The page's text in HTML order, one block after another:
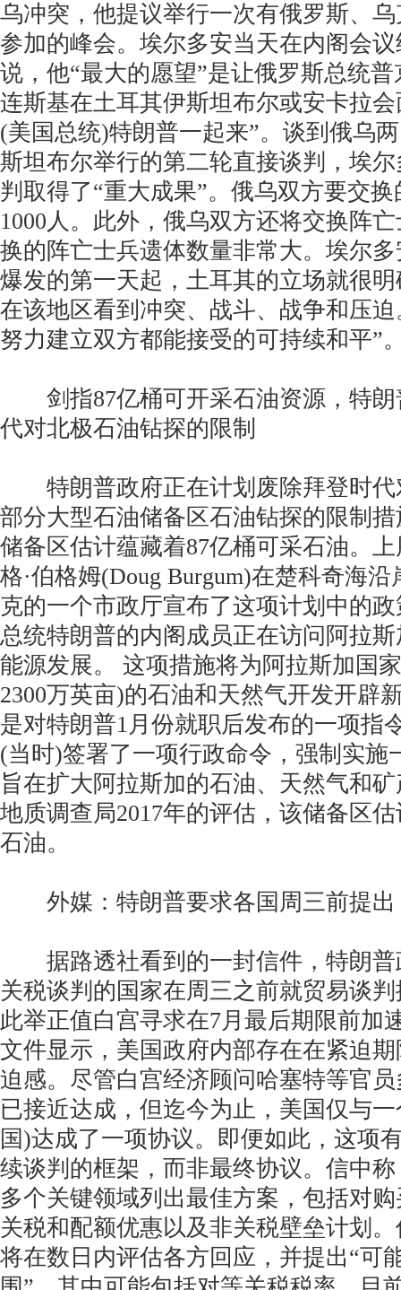
乌冲突，他提议举行一次有俄罗斯、
参加的峰会。埃尔多安当天在内阁会
说，他“最大的愿望”是让俄罗斯总统
连斯基在土耳其伊斯坦布尔或安卡拉
(美国总统)特朗普一起来”。谈到俄乌
斯坦布尔举行的第二轮直接谈判，埃
判取得了“重大成果”。俄乌双方要交
1000人。此外，俄乌双方还将交换阵
换的阵亡士兵遗体数量非常大。埃尔
爆发的第一天起，土耳其的立场就很
在该地区看到冲突、战斗、战争和压
努力建立双方都能接受的可持续和平”
剑指87亿桶可开采石油资源，特朗
代对北极石油钻探的限制
特朗普政府正在计划废除拜登时代
部分大型石油储备区石油钻探的限制
储备区估计蕴藏着87亿桶可采石油。
格·伯格姆(Doug Burgum)在楚科奇海
克的一个市政厅宣布了这项计划中的
总统特朗普的内阁成员正在访问阿拉
能源发展。 这项措施将为阿拉斯加国
2300万英亩)的石油和天然气开发开辟
是对特朗普1月份就职后发布的一项指
(当时)签署了一项行政命令，强制实施
旨在扩大阿拉斯加的石油、天然气和
地质调查局2017年的评估，该储备区
石油。
外媒：特朗普要求各国周三前提出
据路透社看到的一封信件，特朗普
关税谈判的国家在周三之前就贸易谈
此举正值白宫寻求在7月最后期限前加
文件显示，美国政府内部存在在紧迫
迫感。尽管白宫经济顾问哈塞特等官
已接近达成，但迄今为止，美国仅与
国)达成了一项协议。即便如此，这项
续谈判的框架，而非最终协议。信中
多个关键领域列出最佳方案，包括对
关税和配额优惠以及非关税壁垒计划
将在数日内评估各方回应，并提出“可